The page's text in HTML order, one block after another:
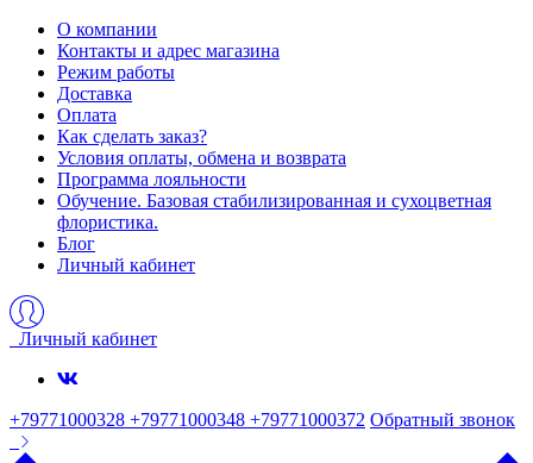
О компании
Контакты и адрес магазина
Режим работы
Доставка
Оплата
Как сделать заказ?
Условия оплаты, обмена и возврата
Программа лояльности
Обучение. Базовая стабилизированная и сухоцветная
флористика.
Блог
Личный кабинет
Личный кабинет
+79771000328 +79771000348 +79771000372 Обратный звонок